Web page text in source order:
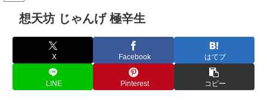
想天坊 じゃんげ 極辛生
X Facebook はてブ
LINE Pinterest コピー